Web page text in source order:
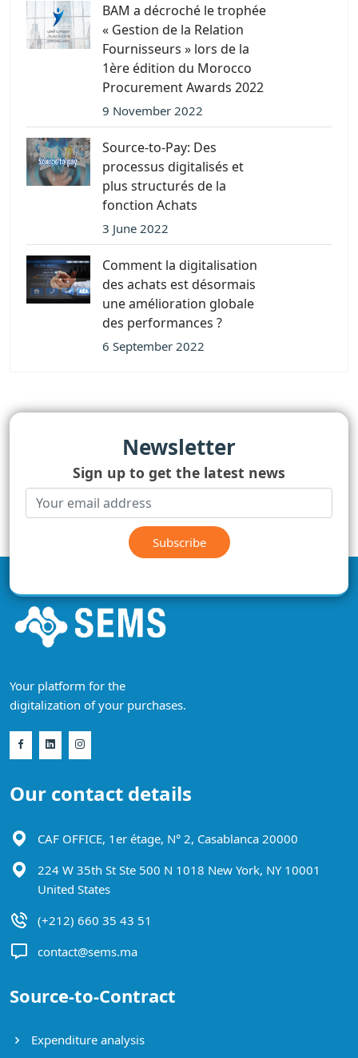
BAM a décroché le trophée
« Gestion de la Relation
Fournisseurs » lors de la
1ère édition du Morocco
Procurement Awards 2022
9 November 2022
Source-to-Pay: Des
processus digitalisés et
plus structurés de la
fonction Achats
3 June 2022
Comment la digitalisation
des achats est désormais
une amélioration globale
des performances ?
6 September 2022
Newsletter
Sign up to get the latest news
Subscribe
Your platform for the
digitalization of your purchases.
Our contact details
CAF OFFICE, 1er étage, N° 2, Casablanca 20000
224 W 35th St Ste 500 N 1018 New York, NY 10001
United States
(+212) 660 35 43 51
contact@sems.ma
Source-to-Contract
Expenditure analysis